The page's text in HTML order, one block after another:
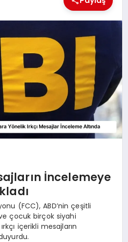
İncelemeye
(FCC), ABD’nin çeşitli
çocuk birçok siyahi
içerikli mesajların